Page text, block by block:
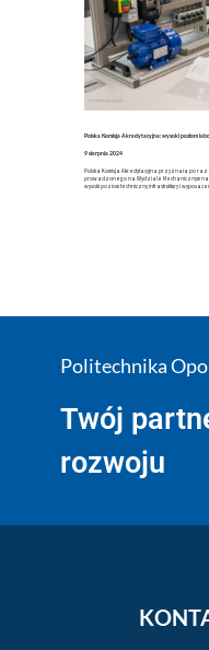
Polska Komisja Akredytacyjna: wysoki poziom
9 sierpnia 2024
Polska Komisja Akredytacyjna przyznała po raz
prowadzonego na Wydziale Mechanicznym
wysoki poziom techniczny infrastruktury i
Politechnika
Twój
rozwoju